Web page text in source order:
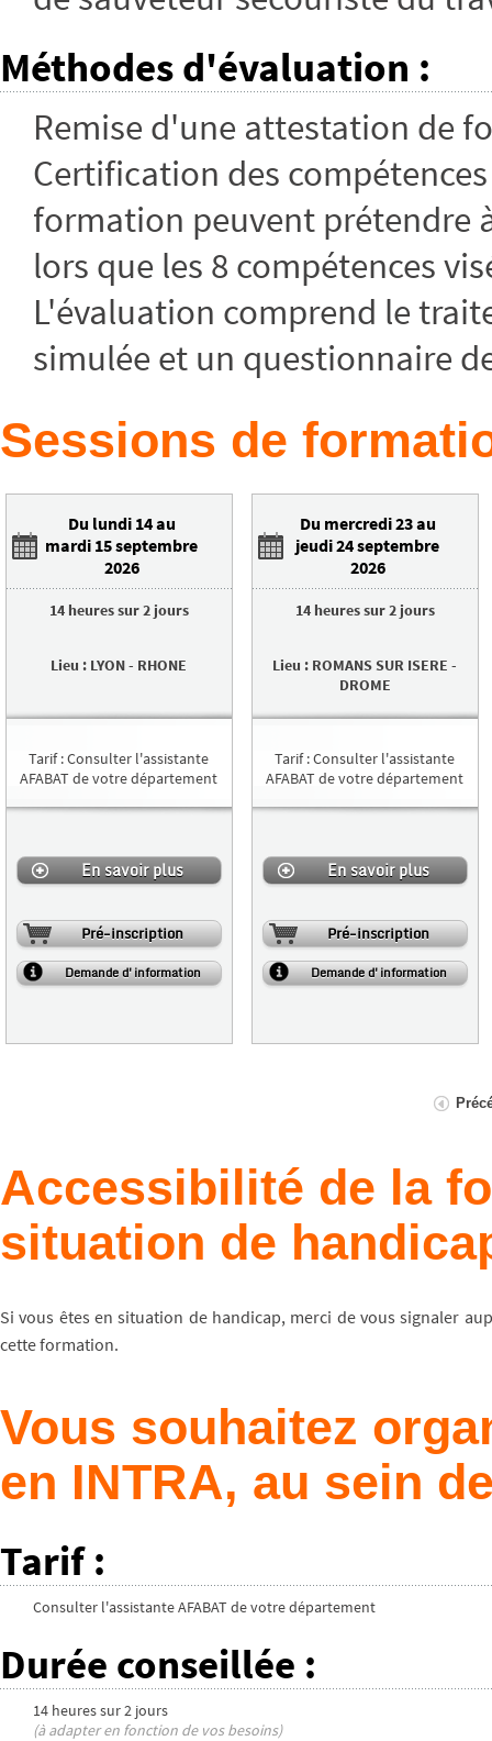
Méthodes d'évaluation :
Remise d'une attestation de
Certification des
formation peuvent prétendre
lors que les 8 compétences
L'évaluation comprend le
simulée et un questionnaire
Sessions de
Du lundi 14 au
mardi 15 septembre
2026
14 heuressur2 jours
Lieu : LYON- RHONE
Tarif:Consulter l'assistante
AFABAT de votre département
En savoir plus
Pré-inscription
Demande d'information
Du mercredi 23 au
jeudi 24 septembre
2026
14 heuressur2 jours
Lieu : ROMANS SUR ISERE -
DROME
Tarif:Consulter l'assistante
AFABAT de votre département
En savoir plus
Pré-inscription
Demande d'information
Accessibilité de la
situation de
Si vous êtes en situation de handicap, merci de vous signaler
cette formation.
Vous souhaitez
en INTRA, au sein
Tarif :
Consulter l'assistante AFABAT de votre département
Durée conseillée :
14 heuressur2 jours
(à adapter en fonction de vos besoins)